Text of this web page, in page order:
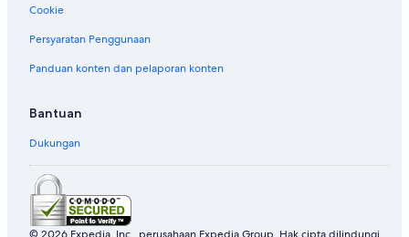
Cookie
Persyaratan Penggunaan
Panduan konten dan pelaporan konten
Bantuan
Dukungan
© 2026 Expedia, Inc., perusahaan Expedia Group. Hak cipta dilindungi